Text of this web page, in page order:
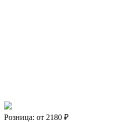
Розница: от 2180 ₽